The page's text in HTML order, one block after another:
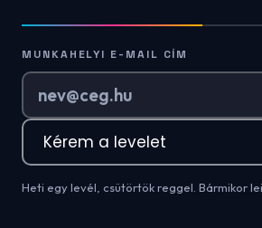
MUNKAHELYI E-MAIL CÍM
Kérem a levelet
Heti egy levél, csütörtök reggel. Bármikor